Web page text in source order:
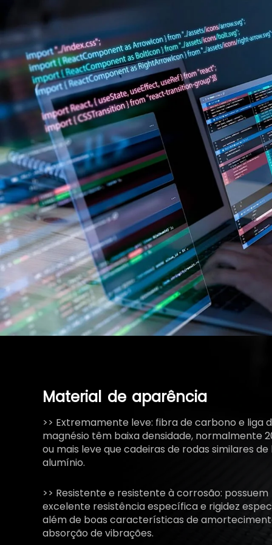
Material de aparência
>> Extremamente leve: fibra de carbono e liga
magnésio têm baixa densidade, normalmente
ou mais leve que cadeiras de rodas similares de
alumínio.
>> Resistente e resistente à corrosão: possuem
excelente resistência específica e rigidez
além de boas características de
absorção de vibrações.